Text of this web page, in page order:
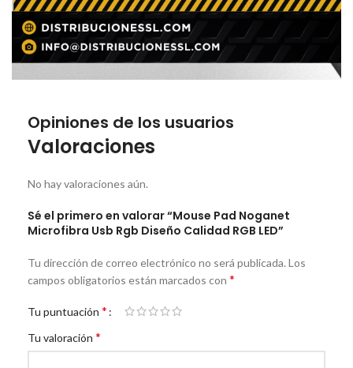
Opiniones de los usuarios
Valoraciones
No hay valoraciones aún.
Sé el primero en valorar “Mouse Pad Noganet
Microfibra Usb Rgb Diseño Calidad RGB LED”
Tu dirección de correo electrónico no será publicada. Los
campos obligatorios están marcados con *
Tu puntuación *
Tu valoración *